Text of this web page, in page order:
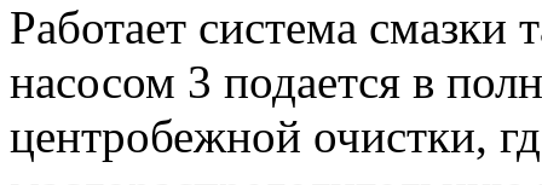
Работает система смазки
насосом 3 подается в
центробежной очистки,